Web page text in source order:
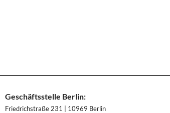
Geschäftsstelle Berlin:
Friedrichstraße 231 | 10969 Berlin